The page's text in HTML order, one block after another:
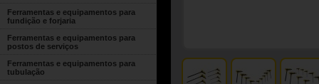
Ferramentas e equipamentos para
fundição e forjaria
Ferramentas e equipamentos para
postos de serviços
Ferramentas e equipamentos para
tubulação